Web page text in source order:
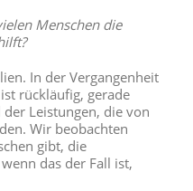
Menschen die
In der Vergangenheit
rückläufig, gerade
Leistungen, die von
Wir beobachten
gibt, die
das der Fall ist,